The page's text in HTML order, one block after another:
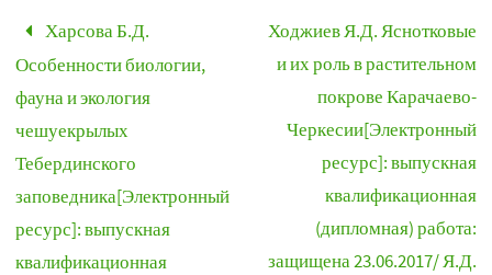
Харсова Б.Д.
Особенности биологии,
фауна и экология
чешуекрылых
Тебердинского
заповедника[Электронный
ресурс]: выпускная
квалификационная
Ходжиев Я.Д. Яснотковые
и их роль в растительном
покрове Карачаево-
Черкесии[Электронный
ресурс]: выпускная
квалификационная
(дипломная) работа:
защищена 23.06.2017/ Я.Д.